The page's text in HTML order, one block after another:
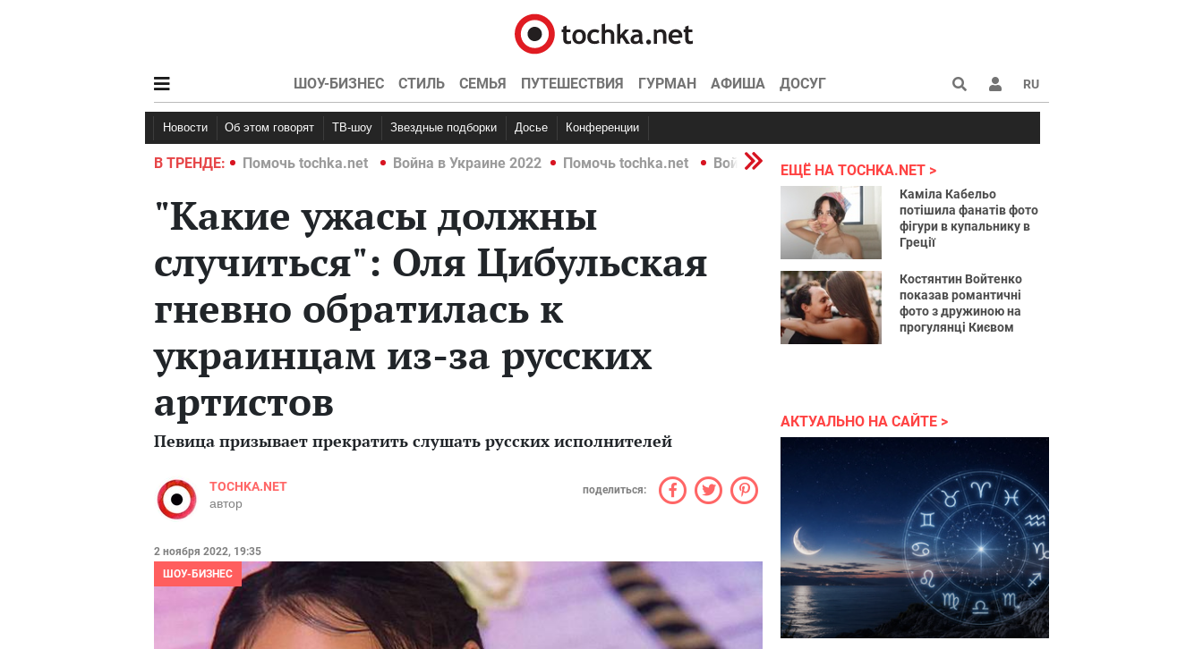
ШОУ-БИЗНЕС СТИЛЬ СЕМЬЯ ПУТЕШЕСТВИЯ ГУРМАН АФИША ДОСУГ RU
Новости Об этом говорят ТВ-шоу Звездные подборки Досье Конференции
В ТРЕНДЕ:
Война в Украине 2022 Помочь tochka.net Война в Украине 2022 Помочь tochka.net Война в Украине 2022
"Какие ужасы должны
случиться": Оля Цибульская
гневно обратилась к
украинцам из-за русских
артистов
Певица призывает прекратить слушать русских исполнителей
TOCHKA.NET
автор
поделиться:
2 ноября 2022, 19:35
ШОУ-БИЗНЕС
ЕЩЁ НА TOCHKA.NET
Каміла Кабельо
потішила фанатів фото
фігури в купальнику в
Греції
Костянтин Войтенко
показав романтичні
фото з дружиною на
прогулянці Києвом
АКТУАЛЬНО НА САЙТЕ